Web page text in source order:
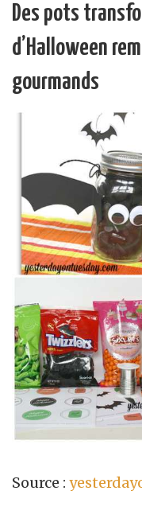
Des pots
d’Halloween
gourmands
Source :